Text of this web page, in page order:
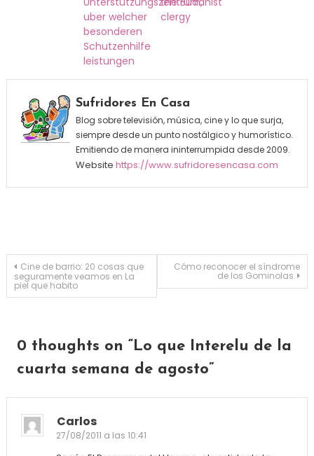
uber welcher
besonderen
Schutzenhilfe
leistungen
clergy
Sufridores En Casa
Blog sobre televisión, música, cine y lo que surja,
siempre desde un punto nostálgico y humorístico.
Emitiendo de manera ininterrumpida desde 2009.
Website https://www.sufridoresencasa.com
Navegación de entradas
Cine de barrio: 20 cosas que
seguramente veamos en La
piel que habito
Cómo reconocer el síndrome
de los Gominolas
0 thoughts on “Lo que Interelu de la
cuarta semana de agosto”
Carlos
27/08/2011 a las 10:41